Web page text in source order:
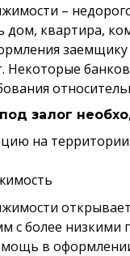
–
дом, квартира,
заемщику
Некоторые
залог
на
с более
в